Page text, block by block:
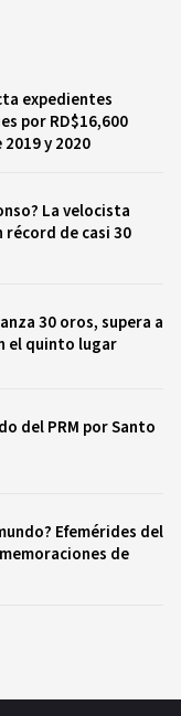
expedientes
por RD$16,600
y 2020
La velocista
récord de casi 30
30 oros, supera a
el quinto lugar
del PRM por Santo
Efemérides del
de